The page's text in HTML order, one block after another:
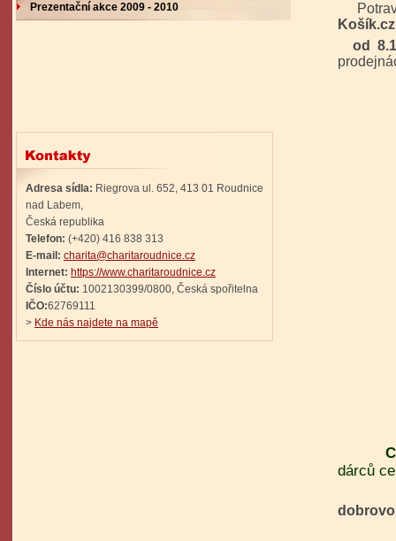
Prezentační akce 2009 - 2010
Adresa sídla: Riegrova ul. 652, 413 01 Roudnice
nad Labem,
Česká republika
Telefon: (+420) 416 838 313
E-mail: charita@charitaroudnice.cz
Internet: https://www.charitaroudnice.cz
Číslo účtu: 1002130399/0800, Česká spořitelna
IČO:62769111
> Kde nás najdete na mapě
od
dárců